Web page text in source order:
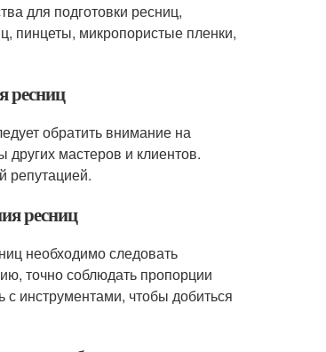
для подготовки ресниц,
пинцеты, микропористые пленки,
ресниц
обратить внимание на
других мастеров и клиентов.
репутацией.
ресниц
необходимо следовать
точно соблюдать пропорции
инструментами, чтобы добиться